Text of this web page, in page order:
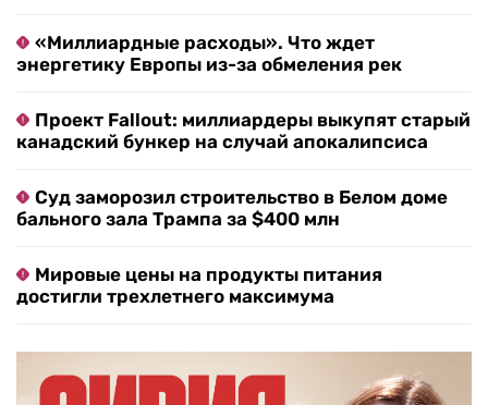
«Миллиардные расходы». Что ждет
энергетику Европы из-за обмеления рек
Проект Fallout: миллиардеры выкупят старый
канадский бункер на случай апокалипсиса
Суд заморозил строительство в Белом доме
бального зала Трампа за $400 млн
Мировые цены на продукты питания
достигли трехлетнего максимума